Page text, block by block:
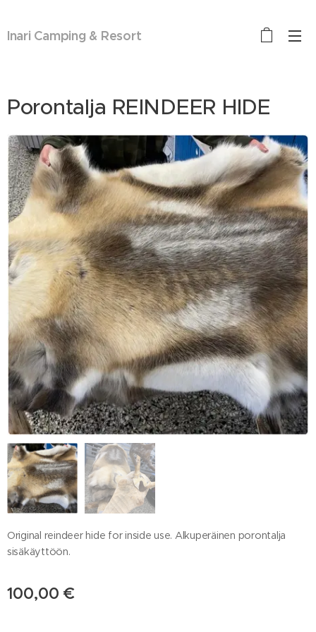
Inari Camping & Resort
Porontalja REINDEER HIDE
Original reindeer hide for inside use. Alkuperäinen porontalja
sisäkäyttöön.
100,00 €